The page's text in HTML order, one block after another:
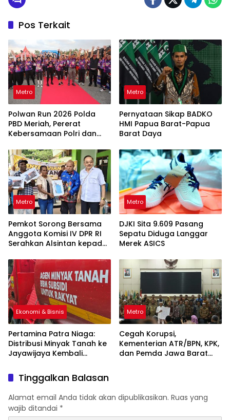
Pos Terkait
Metro
Polwan Run 2026 Polda
PBD Meriah, Pererat
Kebersamaan Polri dan
Metro
Pernyataan Sikap BADKO
HMI Papua Barat-Papua
Barat Daya
Metro
Pemkot Sorong Bersama
Anggota Komisi IV DPR RI
Serahkan Alsintan kepada
Metro
DJKI Sita 9.609 Pasang
Sepatu Diduga Langgar
Merek ASICS
Ekonomi & Bisnis
Pertamina Patra Niaga:
Distribusi Minyak Tanah ke
Jayawijaya Kembali
Metro
Cegah Korupsi,
Kementerian ATR/BPN, KPK,
dan Pemda Jawa Barat
Tinggalkan Balasan
Alamat email Anda tidak akan dipublikasikan. Ruas yang
wajib ditandai *